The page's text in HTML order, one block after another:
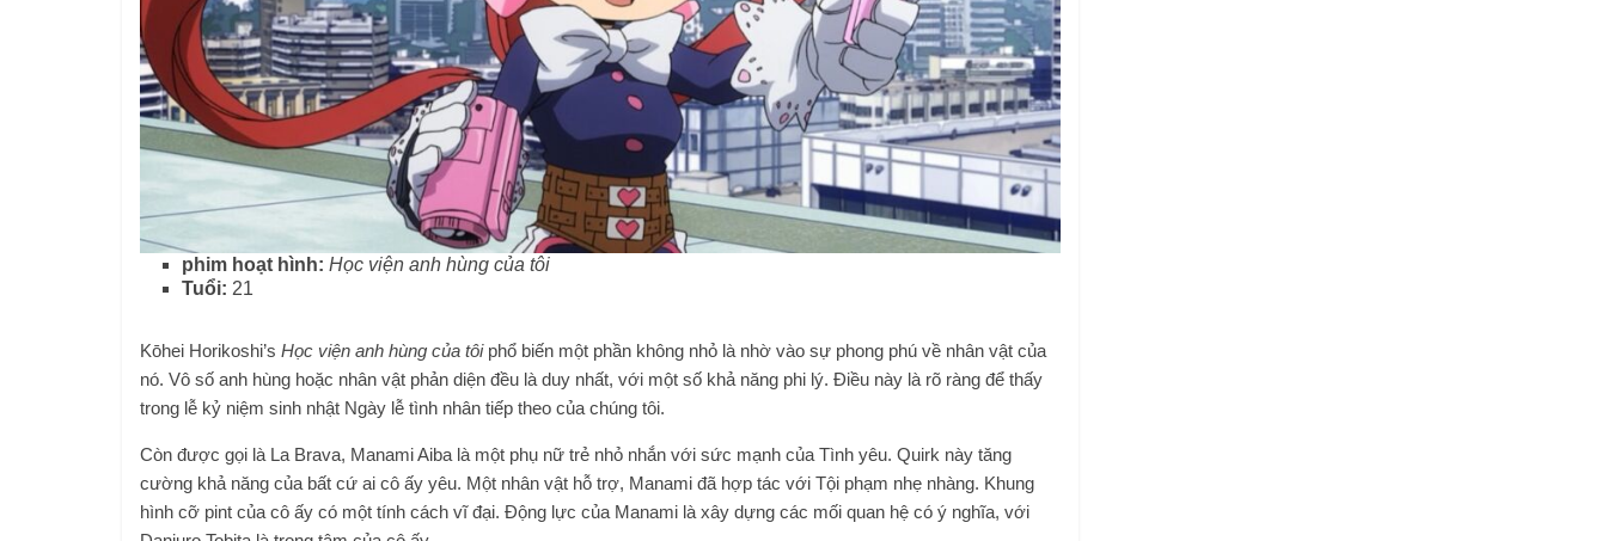
phim hoạt hình: Học viện anh hùng của tôi
Tuổi: 21
Kōhei Horikoshi’s Học viện anh hùng của tôiphổ biến một phần không nhỏ là nhờ vào sự phong phú về nhân vật của
nó. Vô số anh hùng hoặc nhân vật phản diện đều là duy nhất, với một số khả năng phi lý. Điều này là rõ ràng để thấy
trong lễ kỷ niệm sinh nhật Ngày lễ tình nhân tiếp theo của chúng tôi.
Còn được gọi là La Brava, Manami Aiba là một phụ nữ trẻ nhỏ nhắn với sức mạnh của Tình yêu. Quirk này tăng
cường khả năng của bất cứ ai cô ấy yêu. Một nhân vật hỗ trợ, Manami đã hợp tác với Tội phạm nhẹ nhàng. Khung
hình cỡ pint của cô ấy có một tính cách vĩ đại. Động lực của Manami là xây dựng các mối quan hệ có ý nghĩa, với